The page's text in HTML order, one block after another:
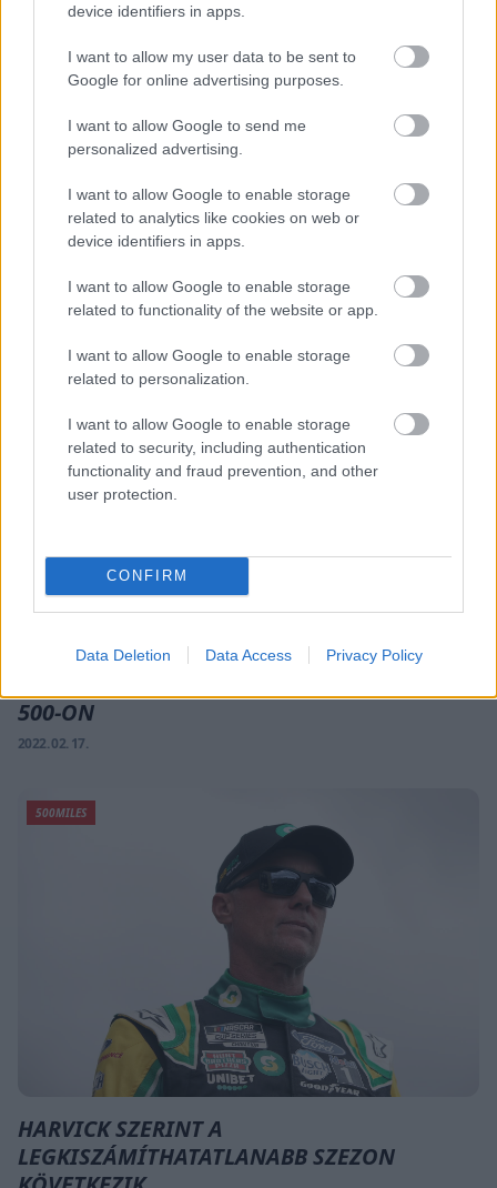
device identifiers in apps.
I want to allow my user data to be sent to
Google for online advertising purposes.
I want to allow Google to send me
personalized advertising.
I want to allow Google to enable storage
related to analytics like cookies on web or
device identifiers in apps.
I want to allow Google to enable storage
related to functionality of the website or app.
I want to allow Google to enable storage
related to personalization.
I want to allow Google to enable storage
related to security, including authentication
functionality and fraud prevention, and other
user protection.
CONFIRM
Data Deletion Data Access Privacy Policy
BIG E VEZETI A PACE CAR-T A DAYTONA 500-
2022. 02. 19.
500MILES
GRAGSON ÉS VILLENEUVE IS
500-ON
2022. 02. 17.
500MILES
HARVICK SZERINT A
LEGKISZÁMÍTHATATLANABB SZEZON